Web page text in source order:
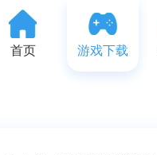
首页 游戏下载